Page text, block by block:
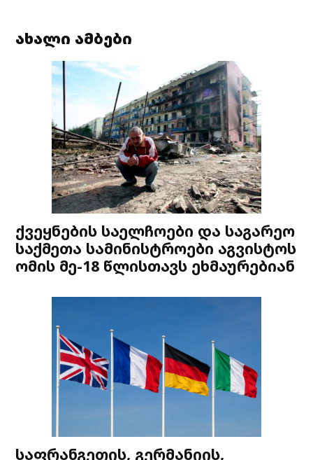
ახალი ამბები
ქვეყნების საელჩოები და საგარეო
საქმეთა სამინისტროები აგვისტოს
ომის მე-18 წლისთავს ეხმაურებიან
საფრანგეთის, გერმანიის,